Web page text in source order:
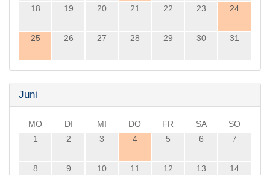
18 19 20 21 22 23 24
25 26 27 28 29 30 31
Juni
MO DI MI DO FR SA
SO
1
2 3 4 5 6 7
8 9 10 11 12 13 14